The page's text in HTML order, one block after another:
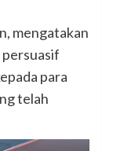
mengatakan
para
telah